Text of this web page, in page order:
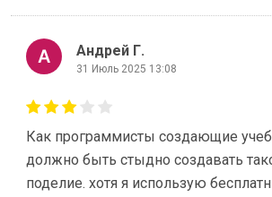
Андрей Г.
31 Июль 2025 13:08
Как программисты создающие
должно быть стыдно создавать
поделие. хотя я использую